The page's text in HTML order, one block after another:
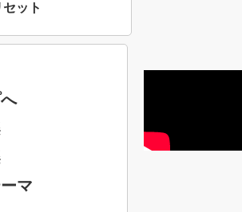
ット
邦楽ポップス(J-POP)
邦楽ロック(J-ROCK)
ヴィジュアル系(V系)
邦楽男性アーティスト
邦楽女性アーティスト
男女グループ・デュエット・その
2019年・2018年・2017年「邦
楽」の人気＆おすすめ
マ